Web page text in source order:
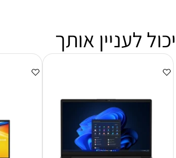
יכול לעניין אותך